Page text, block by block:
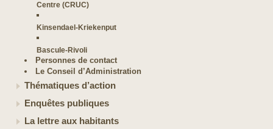
Centre (CRUC)
Kinsendael-Kriekenput
Bascule-Rivoli
Personnes de contact
Le Conseil d’Administration
Thématiques d’action
Enquêtes publiques
La lettre aux habitants